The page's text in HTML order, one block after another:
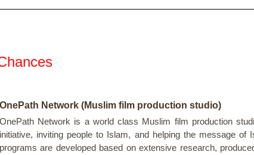
OnePath Network (Muslim film production studio)
OnePath Network is a world class Muslim film production
initiative, inviting people to Islam, and helping the message
programs are developed based on extensive research,